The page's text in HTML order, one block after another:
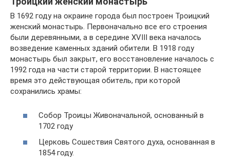
В 1692 году на окраине города был построен Троицкий
женский монастырь. Первоначально все его строения
были деревянными, а в середине XVIII века началось
возведение каменных зданий обители. В 1918 году
монастырь был закрыт, его восстановление началось с
1992 года на части старой территории. В настоящее
время это действующая обитель, при которой
сохранились храмы:
Собор Троицы Живоначальной, основанный в
1702 году
Церковь Сошествия Святого духа, основанная в
1854 году.